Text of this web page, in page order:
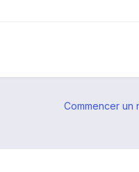
Commencer un